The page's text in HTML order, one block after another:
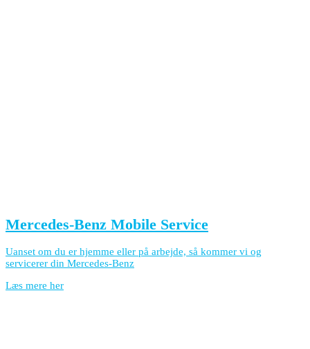
Mercedes-Benz Mobile Service
Uanset om du er hjemme eller på arbejde, så kommer vi og
servicerer din Mercedes-Benz
Læs mere her